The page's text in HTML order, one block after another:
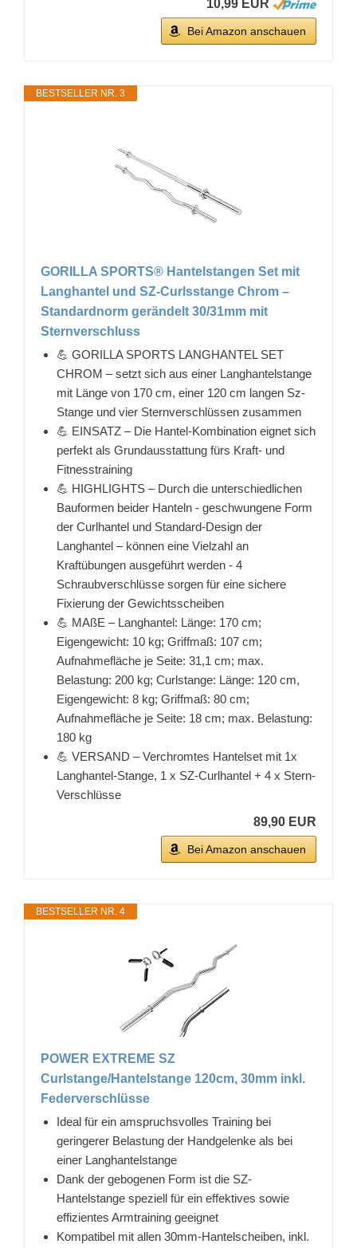
10,99 EUR
Bei Amazon anschauen
BESTSELLER NR. 3
GORILLA SPORTS® Hantelstangen Set mit
Langhantel und SZ-Curlsstange Chrom –
Standardnorm gerändelt 30/31mm mit
Sternverschluss
💪 GORILLA SPORTS LANGHANTEL SET
CHROM – setzt sich aus einer Langhantelstange
mit Länge von 170 cm, einer 120 cm langen Sz-
Stange und vier Sternverschlüssen zusammen
💪 EINSATZ – Die Hantel-Kombination eignet sich
perfekt als Grundausstattung fürs Kraft- und
Fitnesstraining
💪 HIGHLIGHTS – Durch die unterschiedlichen
Bauformen beider Hanteln - geschwungene Form
der Curlhantel und Standard-Design der
Langhantel – können eine Vielzahl an
Kraftübungen ausgeführt werden - 4
Schraubverschlüsse sorgen für eine sichere
Fixierung der Gewichtsscheiben
💪 MAßE – Langhantel: Länge: 170 cm;
Eigengewicht: 10 kg; Griffmaß: 107 cm;
Aufnahmefläche je Seite: 31,1 cm; max.
Belastung: 200 kg; Curlstange: Länge: 120 cm,
Eigengewicht: 8 kg; Griffmaß: 80 cm;
Aufnahmefläche je Seite: 18 cm; max. Belastung:
180 kg
💪 VERSAND – Verchromtes Hantelset mit 1x
Langhantel-Stange, 1 x SZ-Curlhantel + 4 x Stern-
Verschlüsse
89,90 EUR
Bei Amazon anschauen
BESTSELLER NR. 4
POWER EXTREME SZ
Curlstange/Hantelstange 120cm, 30mm inkl.
Federverschlüsse
Ideal für ein amspruchsvolles Training bei
geringerer Belastung der Handgelenke als bei
einer Langhantelstange
Dank der gebogenen Form ist die SZ-
Hantelstange speziell für ein effektives sowie
effizientes Armtraining geeignet
Kompatibel mit allen 30mm-Hantelscheiben, inkl.